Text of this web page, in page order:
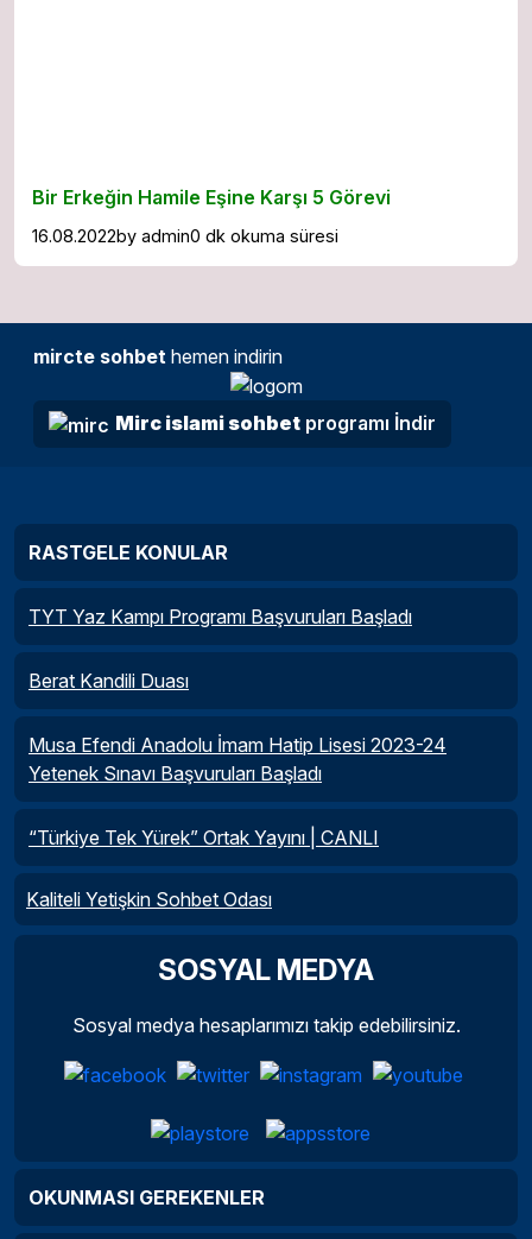
Bir Erkeğin Hamile Eşine Karşı 5 Görevi
16.08.2022by admin0 dk okuma süresi
mircte sohbet hemen indirin
Mirc islami sohbet programı İndir
RASTGELE KONULAR
TYT Yaz Kampı Programı Başvuruları Başladı
Berat Kandili Duası
Musa Efendi Anadolu İmam Hatip Lisesi 2023-24
Yetenek Sınavı Başvuruları Başladı
“Türkiye Tek Yürek” Ortak Yayını | CANLI
Kaliteli Yetişkin Sohbet Odası
SOSYAL MEDYA
Sosyal medya hesaplarımızı takip edebilirsiniz.
OKUNMASI GEREKENLER